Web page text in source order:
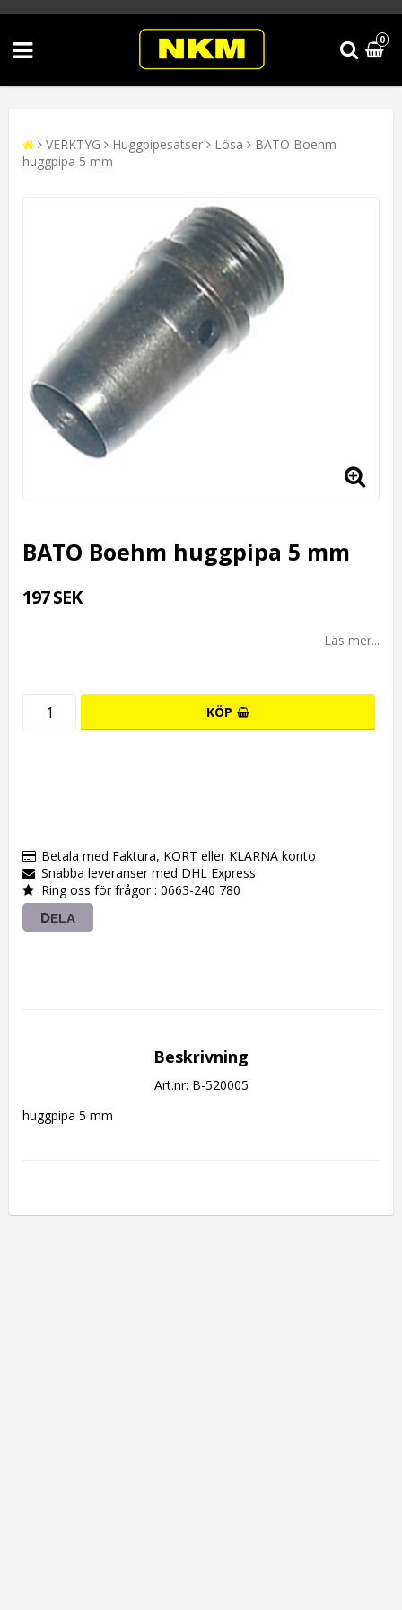
0
VERKTYG Huggpipesatser Lösa
BATO Boehm
huggpipa 5 mm
BATO Boehm huggpipa 5 mm
197 SEK
Läs mer...
KÖP
Betala med Faktura, KORT eller KLARNA konto
Snabba leveranser med DHL Express
Ring oss för frågor : 0663-240 780
DELA
Beskrivning
Art.nr: B-520005
huggpipa 5 mm